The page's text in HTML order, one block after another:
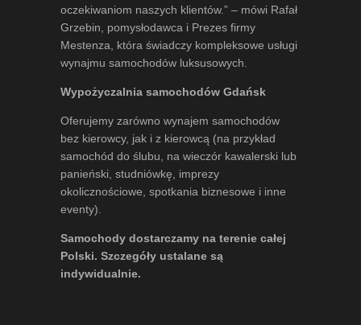
oczekiwaniom naszych klientów.” – mówi Rafał
Grzebin , pomysłodawca i Prezes firmy
Mestenza, która świadczy kompleksowe usługi
wynajmu samochodów luksusowych.
Wypożyczalnia samochodów Gdańsk
Oferujemy zarówno wynajem samochodów
bez kierowcy, jak i z kierowcą (na przykład
samochód do ślubu, na wieczór kawalerski lub
panieński, studniówkę, imprezy
okolicznościowe, spotkania biznesowe i inne
eventy).
Samochody dostarczamy na terenie całej
Polski. Szczegóły ustalane są
indywidualnie.